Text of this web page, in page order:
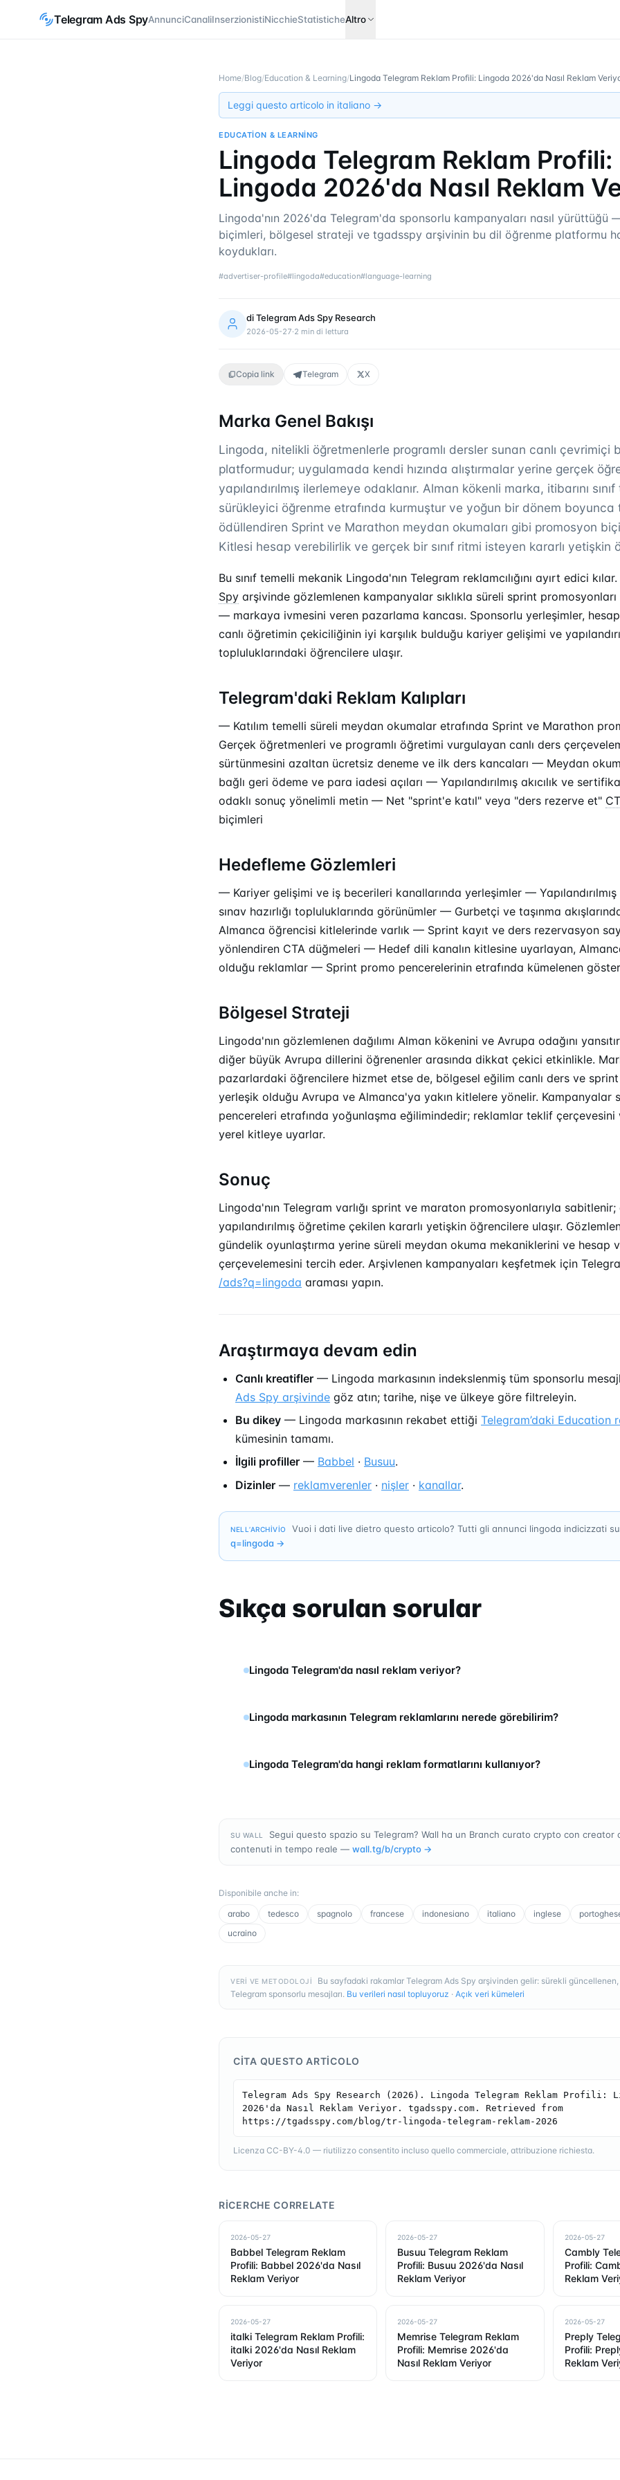
Telegram Ads SpyAnnunciCanaliInserzionistiNicchieStatisticheAltro
Home/Blog/Education & Learning/Lingoda Telegram Reklam Profili: Lingoda 2026'da Nasıl Reklam
Leggi questo articolo in italiano →
EDUCATION & LEARNING
Lingoda Telegram Reklam Profili:
Lingoda 2026'da Nasıl Reklam
Lingoda'nın 2026'da Telegram'da sponsorlu kampanyaları nasıl yürüttüğü
biçimleri, bölgesel strateji ve tgadsspy arşivinin bu dil öğrenme platformu
koydukları.
#advertiser-profile#lingoda#education#language-learning
diTelegram Ads Spy Research
2026-05-27·2 min di lettura
Copia link Telegram X
Marka Genel Bakışı
Lingoda, nitelikli öğretmenlerle programlı dersler sunan canlı çevrimiçi
platformudur; uygulamada kendi hızında alıştırmalar yerine gerçek
yapılandırılmış ilerlemeye odaklanır. Alman kökenli marka, itibarını
sürükleyici öğrenme etrafında kurmuştur ve yoğun bir dönem boyunca
ödüllendiren Sprint ve Marathon meydan okumaları gibi promosyon
Kitlesi hesap verebilirlik ve gerçek bir sınıf ritmi isteyen kararlı yetişkin
Bu sınıf temelli mekanik Lingoda'nın Telegram reklamcılığını ayırt edici kılar.
Spy arşivinde gözlemlenen kampanyalar sıklıkla süreli sprint
— markaya ivmesini veren pazarlama kancası. Sponsorlu yerleşimler,
canlı öğretimin çekiciliğinin iyi karşılık bulduğu kariyer gelişimi ve
topluluklarındaki öğrencilere ulaşır.
Telegram'daki Reklam Kalıpları
— Katılım temelli süreli meydan okumalar etrafında Sprint ve Marathon
Gerçek öğretmenleri ve programlı öğretimi vurgulayan canlı ders
sürtünmesini azaltan ücretsiz deneme ve ilk ders kancaları — Meydan
bağlı geri ödeme ve para iadesi açıları — Yapılandırılmış akıcılık ve
odaklı sonuç yönelimli metin — Net "sprint'e katıl" veya "ders rezerve et"
biçimleri
Hedefleme Gözlemleri
— Kariyer gelişimi ve iş becerileri kanallarında yerleşimler —
sınav hazırlığı topluluklarında görünümler — Gurbetçi ve taşınma
Almanca öğrencisi kitlelerinde varlık — Sprint kayıt ve ders rezervasyon
yönlendiren CTA düğmeleri — Hedef dili kanalın kitlesine uyarlayan,
olduğu reklamlar — Sprint promo pencerelerinin etrafında kümelenen
Bölgesel Strateji
Lingoda'nın gözlemlenen dağılımı Alman kökenini ve Avrupa odağını
diğer büyük Avrupa dillerini öğrenenler arasında dikkat çekici etkinlikle.
pazarlardaki öğrencilere hizmet etse de, bölgesel eğilim canlı ders ve
yerleşik olduğu Avrupa ve Almanca'ya yakın kitlelere yönelir. Kampanyalar
pencereleri etrafında yoğunlaşma eğilimindedir; reklamlar teklif çerçevesini
yerel kitleye uyarlar.
Sonuç
Lingoda'nın Telegram varlığı sprint ve maraton promosyonlarıyla sabitlenir;
yapılandırılmış öğretime çekilen kararlı yetişkin öğrencilere ulaşır.
gündelik oyunlaştırma yerine süreli meydan okuma mekaniklerini ve hesap
çerçevelemesini tercih eder. Arşivlenen kampanyaları keşfetmek için
/ads?q=lingoda araması yapın.
Araştırmaya devam edin
Canlı kreatifler — Lingoda markasının indekslenmiş tüm sponsorlu
Ads Spy arşivinde göz atın; tarihe, nişe ve ülkeye göre filtreleyin.
Bu dikey — Lingoda markasının rekabet ettiği Telegram’daki Education
kümesinin tamamı.
İlgili profiller — Babbel · Busuu.
Dizinler — reklamverenler · nişler · kanallar.
NELL’ARCHIVIO Vuoi i dati live dietro questo articolo? Tutti gli annunci lingoda indicizzati
q=lingoda →
Sıkça sorulan sorular
Lingoda Telegram'da nasıl reklam veriyor?
Lingoda markasının Telegram reklamlarını nerede görebilirim?
Lingoda Telegram'da hangi reklam formatlarını kullanıyor?
SU WALL
Segui questo spazio su Telegram? Wall ha un Branch curato crypto con creator
contenuti in tempo reale — wall.tg/b/crypto →
Disponibile anche in:
arabo
tedesco spagnolo francese indonesiano italiano inglese
ucraino
VERI VE METODOLOJI
Bu sayfadaki rakamlar Telegram Ads Spy arşivinden gelir: sürekli
Telegram sponsorlu mesajları. Bu verileri nasıl topluyoruz · Açık veri kümeleri
CITA QUESTO ARTICOLO
Telegram Ads Spy Research (2026). Lingoda Telegram Reklam Profili:
2026'da Nasıl Reklam Veriyor. tgadsspy.com. Retrieved from
https://tgadsspy.com/blog/tr-lingoda-telegram-reklam-2026
Licenza CC-BY-4.0 — riutilizzo consentito incluso quello commerciale, attribuzione richiesta.
RICERCHE CORRELATE
2026-05-27
Babbel Telegram Reklam
Profili: Babbel 2026'da Nasıl
Reklam Veriyor
2026-05-27
Busuu Telegram Reklam
Profili: Busuu 2026'da Nasıl
Reklam Veriyor
2026-05-27
Cambly
Profili:
Reklam
2026-05-27
italki Telegram Reklam Profili:
italki 2026'da Nasıl Reklam
Veriyor
2026-05-27
Memrise Telegram Reklam
Profili: Memrise 2026'da
Nasıl Reklam Veriyor
2026-05-27
Preply
Profili:
Reklam